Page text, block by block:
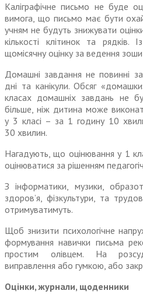
Каліграфічне письмо не буде
вимога, що письмо має бути
учням не будуть знижувати
кількості клітинок та рядків.
щомісячну оцінку за ведення
Домашні завдання не повинні
дні та канікули. Обсяг
класах домашніх завдань не
більше, ніж дитина може
у 3 класі – за 1 годину 10
30 хвилин.
Нагадують, що оцінювання у 1
оцінюватися за рішенням
З інформатики, музики,
здоров’я, фізкультури, та
отримуватимуть.
Щоб знизити психологічне
формування навич­ки письма
простим олівцем. На
виправлення або гумкою, або
Оцінки, журнали, щоденники